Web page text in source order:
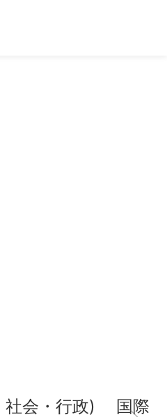
会・行政) 国際